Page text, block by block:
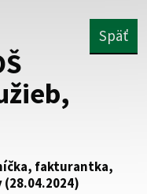
informácie iba
stránka
webového sídla.
Späť
fakturantka,
(28.04.2024)